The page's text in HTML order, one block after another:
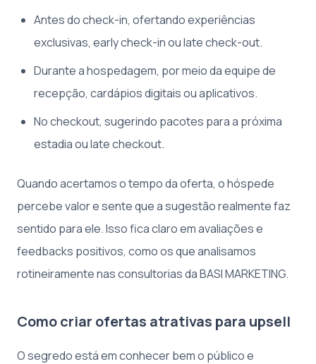
Antes do check-in, ofertando experiências
exclusivas, early check-in ou late check-out.
Durante a hospedagem, por meio da equipe de
recepção, cardápios digitais ou aplicativos.
No checkout, sugerindo pacotes para a próxima
estadia ou late checkout.
Quando acertamos o tempo da oferta, o hóspede
percebe valor e sente que a sugestão realmente faz
sentido para ele. Isso fica claro em avaliações e
feedbacks positivos, como os que analisamos
rotineiramente nas consultorias da BASI MARKETING.
Como criar ofertas atrativas para upsell
O segredo está em conhecer bem o público e